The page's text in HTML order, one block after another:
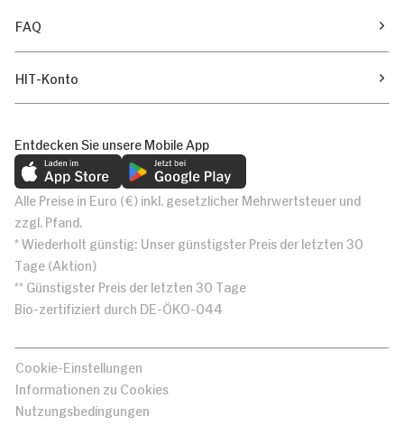
FAQ
HIT-Konto
Entdecken Sie unsere Mobile App
Alle Preise in Euro (€) inkl. gesetzlicher Mehrwertsteuer und
zzgl. Pfand.
* Wiederholt günstig: Unser günstigster Preis der letzten 30
Tage (Aktion)
** Günstigster Preis der letzten 30 Tage
Bio-zertifiziert durch DE-ÖKO-044
Cookie-Einstellungen
Informationen zu Cookies
Nutzungsbedingungen